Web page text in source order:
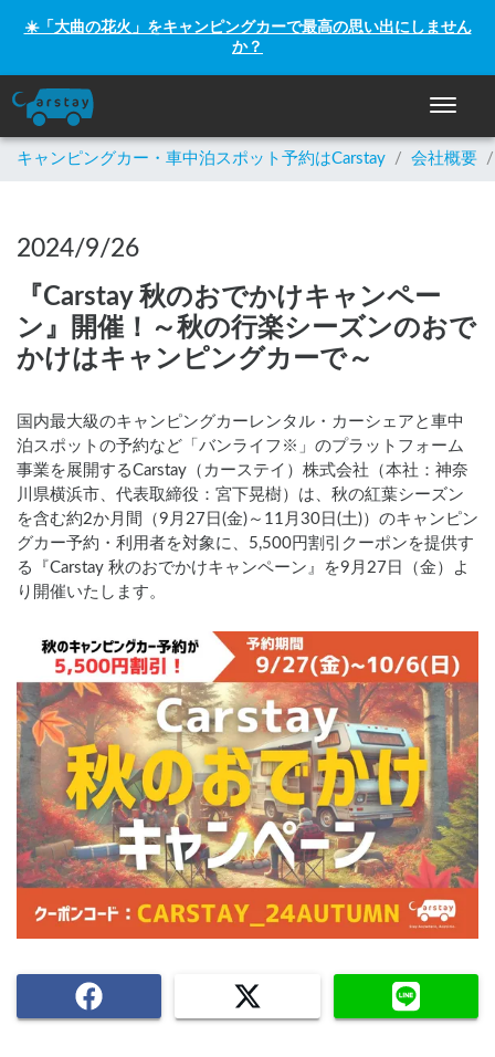
☀️「大曲の花火」をキャンピングカーで最高の思い出にしません
か？
ナビゲ
キャンピングカー・車中泊スポット予約はCarstay / 会社概要 /
2024/9/26
『Carstay 秋のおでかけキャンペー
ン』開催！～秋の行楽シーズンのおで
かけはキャンピングカーで～
国内最大級のキャンピングカーレンタル・カーシェアと車中
泊スポットの予約など「バンライフ※」のプラットフォーム
事業を展開するCarstay（カーステイ）株式会社（本社：神奈
川県横浜市、代表取締役：宮下晃樹）は、秋の紅葉シーズン
を含む約2か月間（9月27日(金)～11月30日(土)）のキャンピン
グカー予約・利用者を対象に、5,500円割引クーポンを提供す
る『Carstay 秋のおでかけキャンペーン』を9月27日（金）よ
り開催いたします。